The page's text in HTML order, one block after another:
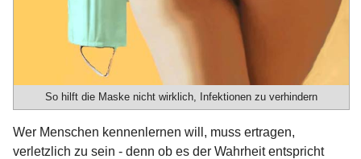
So hilft die Maske nicht wirklich, Infektionen zu verhindern
Wer Menschen kennenlernen will, muss ertragen,
verletzlich zu sein - denn ob es der Wahrheit entspricht